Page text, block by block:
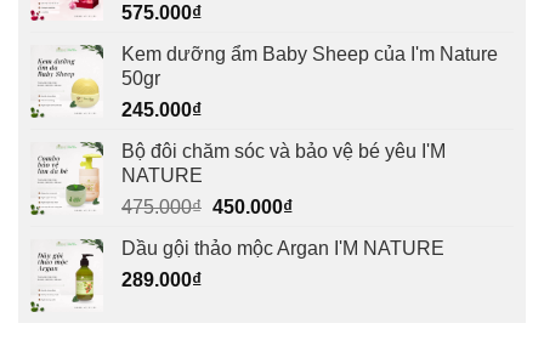
575.000₫
Kem dưỡng ẩm Baby Sheep của I'm Nature
50gr
245.000₫
Bộ đôi chăm sóc và bảo vệ bé yêu I'M
NATURE
475.000₫ Giá
là:
450.000₫Giá
tại
Dầu gội thảo mộc Argan I'M NATURE
289.000₫